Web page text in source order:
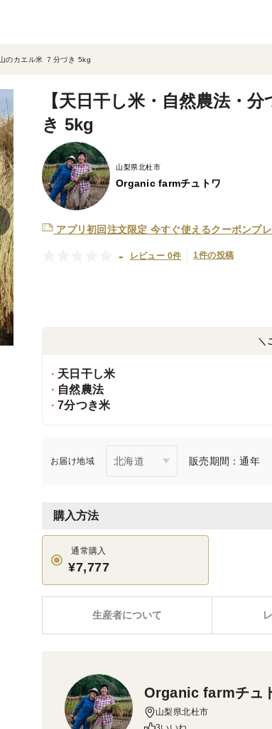
のカエル米 ７分づき 5kg
【天日干し米・自然農法・
き 5kg
山梨県北杜市
Organic farmチュトワ
アプリ初回注文限定 今すぐ使えるクーポンプ
- レビュー 0件 1件の投稿
＼
天日干し米
自然農法
7分つき米
お届け地域 販売期間：通年
購入方法
通常購入
¥7,777
生産者について
Organic farmチュ
山梨県北杜市